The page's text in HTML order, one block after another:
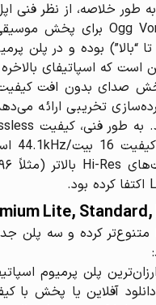
طور خلاصه، از نظر فنی
تخریبی ارائه
متنوع‌تر کرده و سه
آفلاین یا پخش با